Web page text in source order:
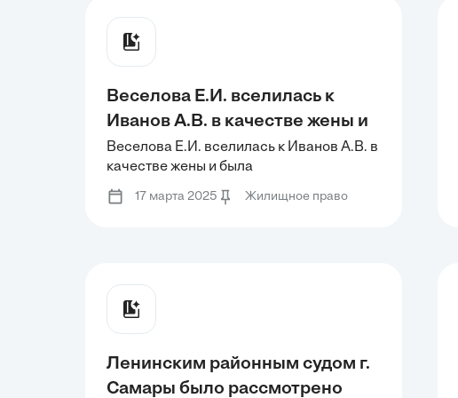
Веселова Е.И. вселилась к
Иванов А.В. в качестве жены и
была зарегистрирована в его
квартире, которую он купил до
вступления в брак. После
Веселова Е.И. вселилась к Иванов А.В. в
качестве жены и была
зарегистрирована в его квартире,
которую он купил до вступления в брак.
17 марта 2025 Жилищное право
Ленинским районным судом г.
Самары было рассмотрено